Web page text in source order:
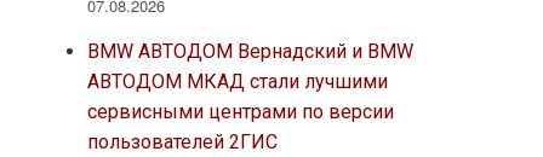
07.08.2026
BMW АВТОДОМ Вернадский и BMW
АВТОДОМ МКАД стали лучшими
сервисными центрами по версии
пользователей 2ГИС